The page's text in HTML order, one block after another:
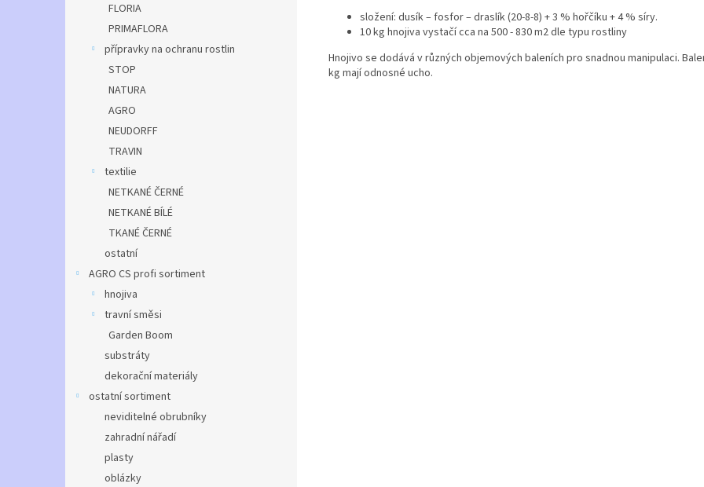
FLORIA
PRIMAFLORA
přípravky na ochranu rostlin
STOP
NATURA
AGRO
NEUDORFF
TRAVIN
textilie
NETKANÉ ČERNÉ
NETKANÉ BÍLÉ
TKANÉ ČERNÉ
ostatní
AGRO CS profi sortiment
hnojiva
travní směsi
Garden Boom
substráty
dekorační materiály
ostatní sortiment
neviditelné obrubníky
zahradní nářadí
plasty
oblázky
složení: dusík – fosfor – draslík (20-8-8) + 3 % hořčíku + 4 % síry.
10 kg hnojiva vystačí cca na 500 - 830 m2 dle typu rostliny
Hnojivo se dodává v různých objemových baleních pro snadnou manipulaci.
kg mají odnosné ucho.